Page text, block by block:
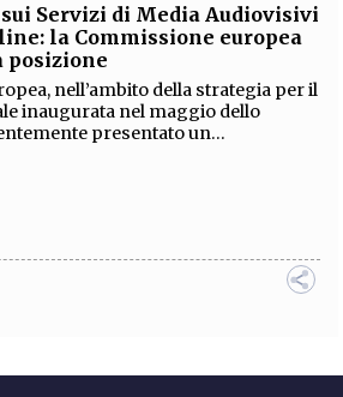
Servizi di Media Audiovisivi
la Commissione europea
posizione
nell’ambito della strategia per il
inaugurata nel maggio dello
presentato un...